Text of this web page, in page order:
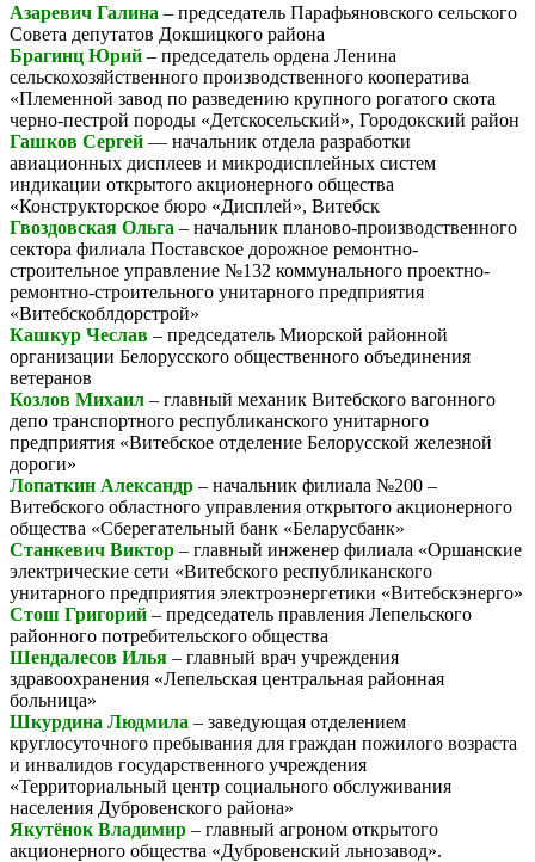
Азаревич Галина – председатель Парафьяновского сельского
Совета депутатов Докшицкого района
Брагинц Юрий – председатель ордена Ленина
сельскохозяйственного производственного кооператива
«Племенной завод по разведению крупного рогатого скота
черно-пестрой породы «Детскосельский», Городокский район
Гашков Сергей — начальник отдела разработки
авиационных дисплеев и микродисплейных систем
индикации открытого акционерного общества
«Конструкторское бюро «Дисплей», Витебск
Гвоздовская Ольга – начальник планово-производственного
сектора филиала Поставское дорожное ремонтно-
строительное управление №132 коммунального проектно-
ремонтно-строительного унитарного предприятия
«Витебскоблдорстрой»
Кашкур Чеслав – председатель Миорской районной
организации Белорусского общественного объединения
ветеранов
Козлов Михаил – главный механик Витебского вагонного
депо транспортного республиканского унитарного
предприятия «Витебское отделение Белорусской железной
дороги»
Лопаткин Александр – начальник филиала №200 –
Витебского областного управления открытого акционерного
общества «Сберегательный банк «Беларусбанк»
Станкевич Виктор – главный инженер филиала «Оршанские
электрические сети «Витебского республиканского
унитарного предприятия электроэнергетики «Витебскэнерго»
Стош Григорий – председатель правления Лепельского
районного потребительского общества
Шендалесов Илья – главный врач учреждения
здравоохранения «Лепельская центральная районная
больница»
Шкурдина Людмила – заведующая отделением
круглосуточного пребывания для граждан пожилого возраста
и инвалидов государственного учреждения
«Территориальный центр социального обслуживания
населения Дубровенского района»
Якутёнок Владимир – главный агроном открытого
акционерного общества «Дубровенский льнозавод».